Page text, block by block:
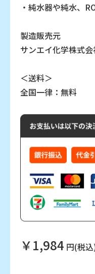
・純水器や純水、
製造販売元
サンエイ化学株式
＜送料＞
全国一律：無料
￥1,984 円(税